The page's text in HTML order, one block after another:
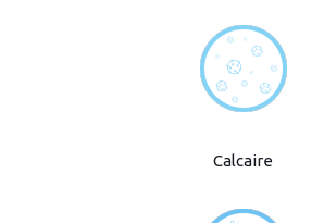
Calcaire